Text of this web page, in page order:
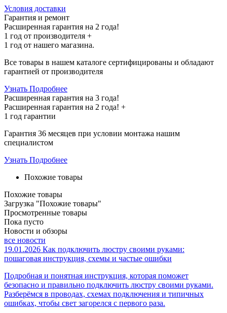
Условия доставки
Гарантия и ремонт
Расширенная гарантия на 2 года!
1 год от производителя +
1 год от нашего магазина.
Все товары в нашем каталоге сертифицированы и обладают
гарантией от производителя
Узнать Подробнее
Расширенная гарантия на 3 года!
Расширенная гарантия на 2 года! +
1 год гарантии
Гарантия 36 месяцев при условии монтажа нашим
специалистом
Узнать Подробнее
Похожие товары
Похожие товары
Загрузка "Похожие товары"
Просмотренные товары
Пока пусто
Новости и обзоры
все новости
19.01.2026 Как подключить люстру своими руками:
пошаговая инструкция, схемы и частые ошибки
Подробная и понятная инструкция, которая поможет
безопасно и правильно подключить люстру своими руками.
Разберёмся в проводах, схемах подключения и типичных
ошибках, чтобы свет загорелся с первого раза.